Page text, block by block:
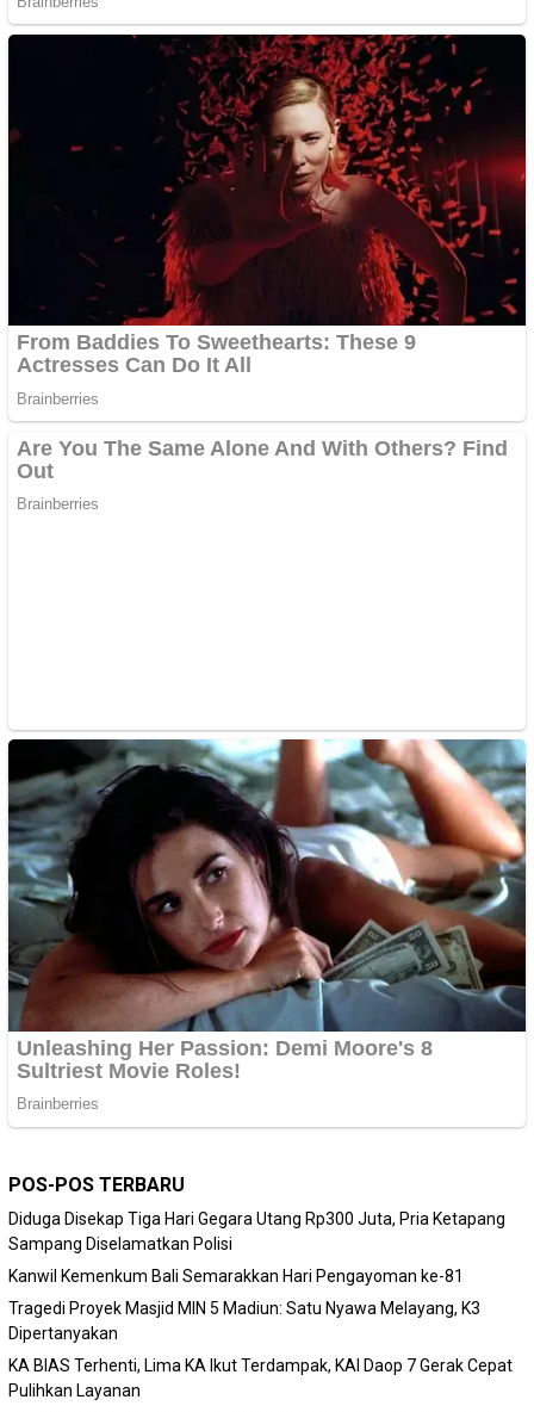
POS-POS TERBARU
Diduga Disekap Tiga Hari Gegara Utang Rp300 Juta, Pria Ketapang
Sampang Diselamatkan Polisi
Kanwil Kemenkum Bali Semarakkan Hari Pengayoman ke-81
Tragedi Proyek Masjid MIN 5 Madiun: Satu Nyawa Melayang, K3
Dipertanyakan
KA BIAS Terhenti, Lima KA Ikut Terdampak, KAI Daop 7 Gerak Cepat
Pulihkan Layanan